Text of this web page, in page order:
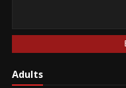
Adults